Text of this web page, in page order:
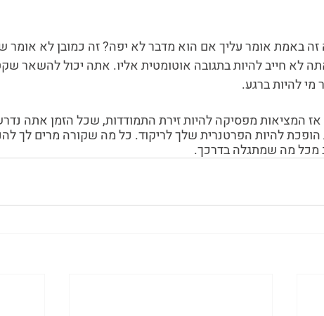
באמת אומר עליך אם הוא מדבר לא יפה? זה כמובן לא אומר
לא חייב להיות בתגובה אוטומטית אליו. אתה יכול להשאר
מי להיות ברגע.
המציאות מפסיקה להיות זירת התמודדות, שכל הזמן אתה
להיות הפרטנרית שלך לריקוד. כל מה שקורה מרים לך
מכל מה שמתגלה בדרכך.